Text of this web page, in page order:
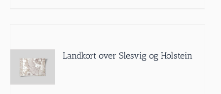
Landkort over Slesvig og Holstein